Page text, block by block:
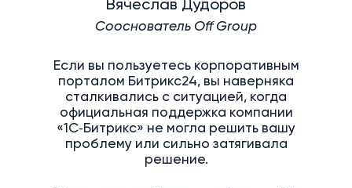
Вячеслав Дудоров
Сооснователь Off Group
Если вы пользуетесь корпоративным
порталом Битрикс24, вы наверняка
сталкивались с ситуацией, когда
официальная поддержка компании
«1С‑Битрикс» не могла решить вашу
проблему или сильно затягивала
решение.